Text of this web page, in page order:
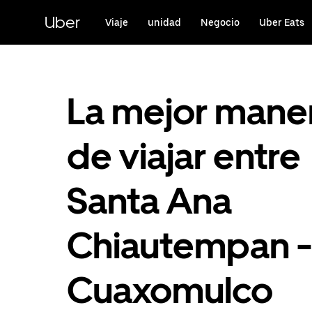
contenido
principal
Uber Viaje unidad Negocio Uber Eats
La mejor
de viajar entre
Santa Ana
Chiautempan -
Cuaxomulco